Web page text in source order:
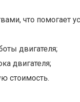
что помогает
двигателя;
двигателя;
стоимость.